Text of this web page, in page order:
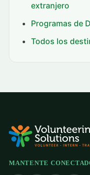
extranjero
Programas de
Todos los
MANTENTE